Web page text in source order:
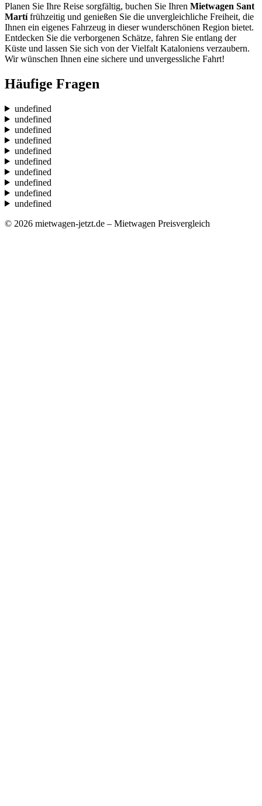
Planen Sie Ihre Reise sorgfältig, buchen Sie Ihren Mietwagen Sant
Martífrühzeitig und genießen Sie die unvergleichliche Freiheit, die
Ihnen ein eigenes Fahrzeug in dieser wunderschönen Region bietet.
Entdecken Sie die verborgenen Schätze, fahren Sie entlang der
Küste und lassen Sie sich von der Vielfalt Kataloniens verzaubern.
Wir wünschen Ihnen eine sichere und unvergessliche Fahrt!
Häufige Fragen
undefined
undefined
undefined
undefined
undefined
undefined
undefined
undefined
undefined
undefined
© 2026 mietwagen-jetzt.de – Mietwagen Preisvergleich